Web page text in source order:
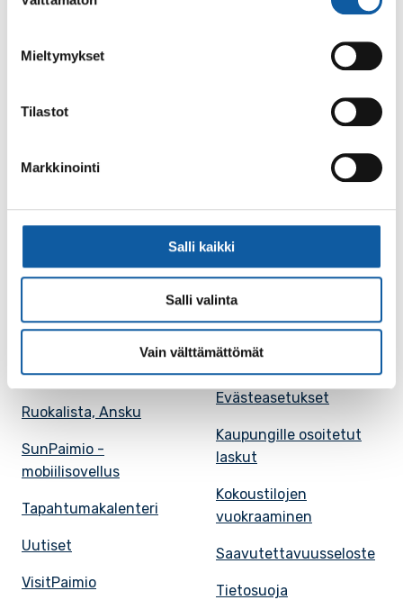
valinta
Mieltymykset
Tilastot
Markkinointi
Salli kaikki
Salli valinta
Vain välttämättömät
Tietoa Paimiosta
Karttapalvelu
Paimion mediapankki
Ruokalistat, ISS
Ruokalista, Ansku
SunPaimio -
mobiilisovellus
Tapahtumakalenteri
Uutiset
VisitPaimio
Yhteystietohaku
Palvelupiste
Asiakirjojen
julkisuuskuvaus
Avoimet työpaikat
Evästeasetukset
Kaupungille osoitetut
laskut
Kokoustilojen
vuokraaminen
Saavutettavuusseloste
Tietosuoja